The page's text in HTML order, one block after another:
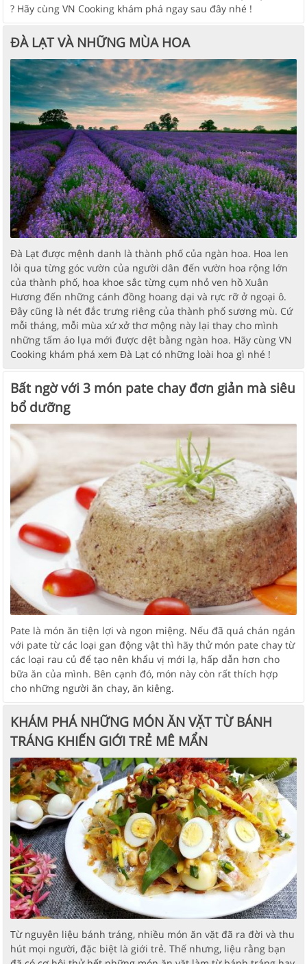
? Hãy cùng VN Cooking khám phá ngay sau đây nhé !
ĐÀ LẠT VÀ NHỮNG MÙA HOA
Đà Lạt được mệnh danh là thành phố của ngàn hoa. Hoa len
lỏi qua từng góc vườn của người dân đến vườn hoa rộng lớn
của thành phố, hoa khoe sắc từng cụm nhỏ ven hồ Xuân
Hương đến những cánh đồng hoang dại và rực rỡ ở ngoại ô.
Đây cũng là nét đắc trưng riêng của thành phố sương mù. Cứ
mỗi tháng, mỗi mùa xứ xở thơ mộng này lại thay cho mình
những tấm áo lụa mới được dệt bằng ngàn hoa. Hãy cùng VN
Cooking khám phá xem Đà Lạt có những loài hoa gì nhé !
Bất ngờ với 3 món pate chay đơn giản mà siêu
bổ dưỡng
Pate là món ăn tiện lợi và ngon miệng. Nếu đã quá chán ngán
với pate từ các loại gan động vật thì hãy thử món pate chay từ
các loại rau củ để tạo nên khẩu vị mới lạ, hấp dẫn hơn cho
bữa ăn của mình. Bên cạnh đó, món này còn rất thích hợp
cho những người ăn chay, ăn kiêng.
KHÁM PHÁ NHỮNG MÓN ĂN VẶT TỪ BÁNH
TRÁNG KHIẾN GIỚI TRẺ MÊ MẨN
Từ nguyên liệu bánh tráng, nhiều món ăn vặt đã ra đời và thu
hút mọi người, đặc biệt là giới trẻ. Thế nhưng, liệu rằng bạn